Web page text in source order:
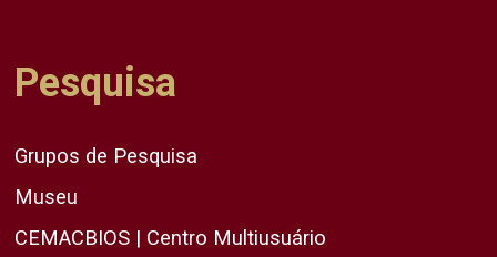
Pesquisa
Grupos de Pesquisa
Museu
CEMACBIOS | Centro Multiusuário